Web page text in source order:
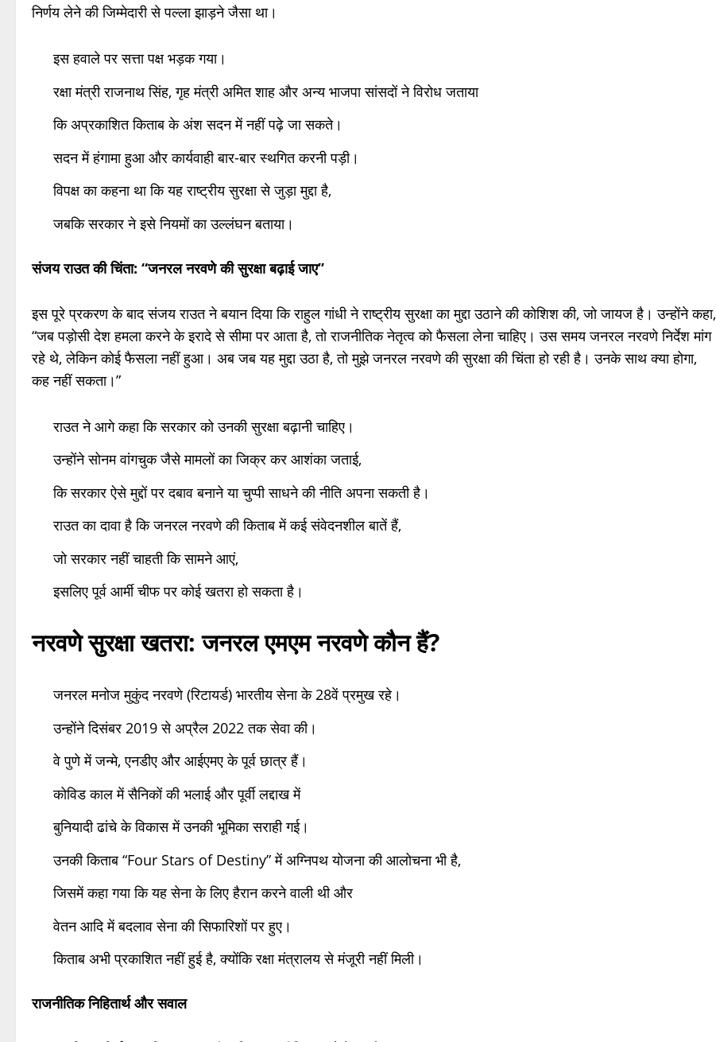
निर्णय लेने की जिम्मेदारी से पल्ला झाड़ने जैसा था।
इस हवाले पर सत्ता पक्ष भड़क गया।
रक्षा मंत्री राजनाथ सिंह, गृह मंत्री अमित शाह और अन्य भाजपा सांसदों ने विरोध जताया
कि अप्रकाशित किताब के अंश सदन में नहीं पढ़े जा सकते।
सदन में हंगामा हुआ और कार्यवाही बार-बार स्थगित करनी पड़ी।
विपक्ष का कहना था कि यह राष्ट्रीय सुरक्षा से जुड़ा मुद्दा है,
जबकि सरकार ने इसे नियमों का उल्लंघन बताया।
संजय राउत की चिंता: “जनरल नरवणे की सुरक्षा बढ़ाई जाए”
इस पूरे प्रकरण के बाद संजय राउत ने बयान दिया कि राहुल गांधी ने राष्ट्रीय सुरक्षा का मुद्दा उठाने की कोशिश की, जो जायज है। उन्होंने कहा,
“जब पड़ोसी देश हमला करने के इरादे से सीमा पर आता है, तो राजनीतिक नेतृत्व को फैसला लेना चाहिए। उस समय जनरल नरवणे निर्देश मांग
रहे थे, लेकिन कोई फैसला नहीं हुआ। अब जब यह मुद्दा उठा है, तो मुझे जनरल नरवणे की सुरक्षा की चिंता हो रही है। उनके साथ क्या होगा,
कह नहीं सकता।”
राउत ने आगे कहा कि सरकार को उनकी सुरक्षा बढ़ानी चाहिए।
उन्होंने सोनम वांगचुक जैसे मामलों का जिक्र कर आशंका जताई,
कि सरकार ऐसे मुद्दों पर दबाव बनाने या चुप्पी साधने की नीति अपना सकती है।
राउत का दावा है कि जनरल नरवणे की किताब में कई संवेदनशील बातें हैं,
जो सरकार नहीं चाहती कि सामने आएं,
इसलिए पूर्व आर्मी चीफ पर कोई खतरा हो सकता है।
नरवणे सुरक्षा खतरा:जनरल एमएम नरवणे कौन हैं?
जनरल मनोज मुकुंद नरवणे (रिटायर्ड) भारतीय सेना के 28वें प्रमुख रहे।
उन्होंने दिसंबर 2019 से अप्रैल 2022 तक सेवा की।
वे पुणे में जन्मे, एनडीए और आईएमए के पूर्व छात्र हैं।
कोविड काल में सैनिकों की भलाई और पूर्वी लद्दाख में
बुनियादी ढांचे के विकास में उनकी भूमिका सराही गई।
उनकी किताब “Four Stars of Destiny” में अग्निपथ योजना की आलोचना भी है,
जिसमें कहा गया कि यह सेना के लिए हैरान करने वाली थी और
वेतन आदि में बदलाव सेना की सिफारिशों पर हुए।
किताब अभी प्रकाशित नहीं हुई है, क्योंकि रक्षा मंत्रालय से मंजूरी नहीं मिली।
राजनीतिक निहितार्थ और सवाल